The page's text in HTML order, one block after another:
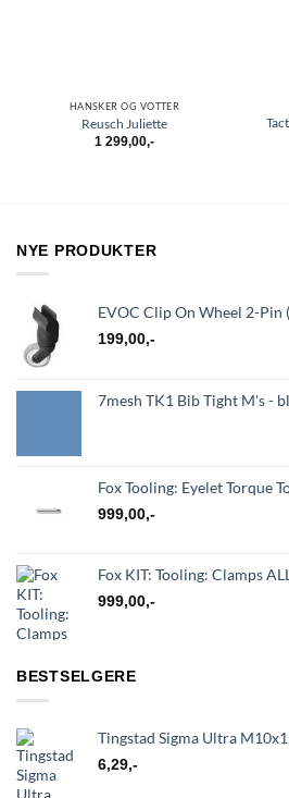
HANSKER OG VOTTER
Reusch Juliette
1 299,00,-
NYE PRODUKTER
EVOC Clip On Wheel 2-Pin
199,00,-
7mesh TK1 Bib Tight M's -
Fox Tooling: Eyelet Torque
999,00,-
Fox KIT: Tooling: Clamps
999,00,-
BESTSELGERE
Tingstad Sigma Ultra
6,29,-